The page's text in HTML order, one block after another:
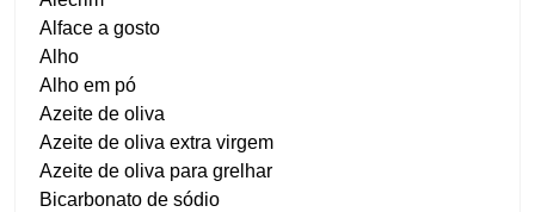
Alface a gosto
Alho
Alho em pó
Azeite de oliva
Azeite de oliva extra virgem
Azeite de oliva para grelhar
Bicarbonato de sódio